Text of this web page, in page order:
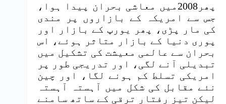
پھر2008میں معاشی بحران پیدا ہوا،
جس سے امریکہ کے بازاروں پر مندی
کی مار پڑی، پھر یورپ کے بازار اور
پوری دنیا کے بازار متاثر ہوئے، اس
بحران سے عالمی معیشت کی تشکیل میں
تبدیلی آنے لگی، اور تدریجی طور پر
امریکی تسلط کم ہونے لگا، اور چین
نئے مقابل کی شکل میں آہستہ آہستہ
لیکن تیز رفتار ترقی کے ساتھ سامنے